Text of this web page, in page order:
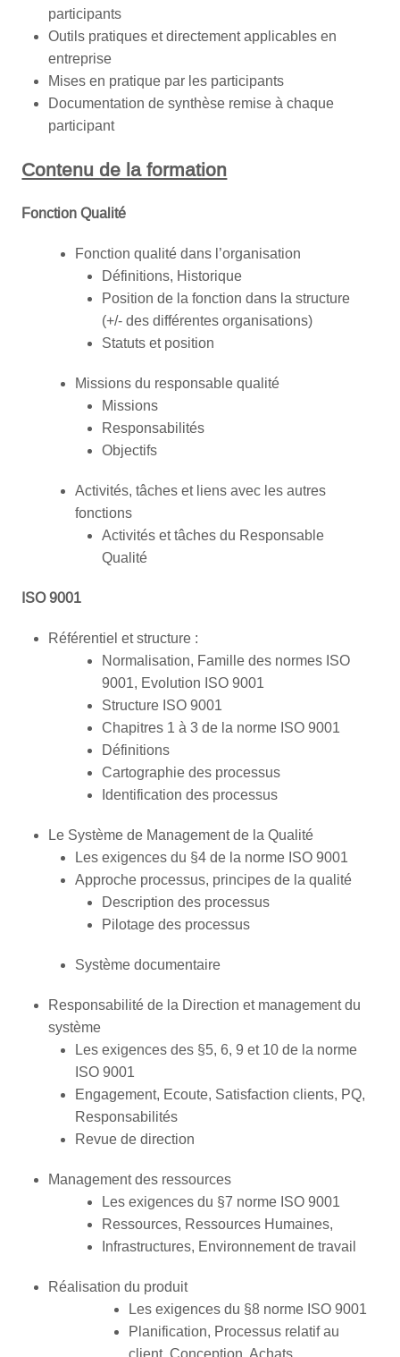
participants
Outils pratiques et directement applicables en
entreprise
Mises en pratique par les participants
Documentation de synthèse remise à chaque
participant
Contenu de la formation
Fonction Qualité
Fonction qualité dans l’organisation
Définitions, Historique
Position de la fonction dans la structure
(+/- des différentes organisations)
Statuts et position
Missions du responsable qualité
Missions
Responsabilités
Objectifs
Activités, tâches et liens avec les autres
fonctions
Activités et tâches du Responsable
Qualité
ISO 9001
Référentiel et structure :
Normalisation, Famille des normes ISO
9001, Evolution ISO 9001
Structure ISO 9001
Chapitres 1 à 3 de la norme ISO 9001
Définitions
Cartographie des processus
Identification des processus
Le Système de Management de la Qualité
Les exigences du §4 de la norme ISO 9001
Approche processus, principes de la qualité
Description des processus
Pilotage des processus
Système documentaire
Responsabilité de la Direction et management du
système
Les exigences des §5, 6, 9 et 10 de la norme
ISO 9001
Engagement, Ecoute, Satisfaction clients, PQ,
Responsabilités
Revue de direction
Management des ressources
Les exigences du §7 norme ISO 9001
Ressources, Ressources Humaines,
Infrastructures, Environnement de travail
Réalisation du produit
Les exigences du §8 norme ISO 9001
Planification, Processus relatif au
client, Conception, Achats